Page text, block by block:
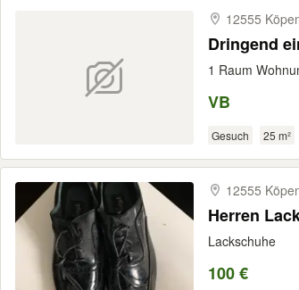
12555
Dringend
1 Raum
VB
Gesuch 25 m²
12555
Herren
Lackschuhe
100 €